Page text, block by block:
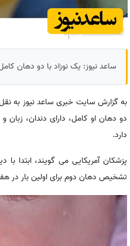
ساعد نیوز: یک نوزاد با دو دهان
به گزارش سایت خبری ساعد نیوز به نقل
دو دهان او کامل، دارای دندان،
دارد.
تشخیص دهان دوم برای اولین بار در هفته 28 بارداری صورت